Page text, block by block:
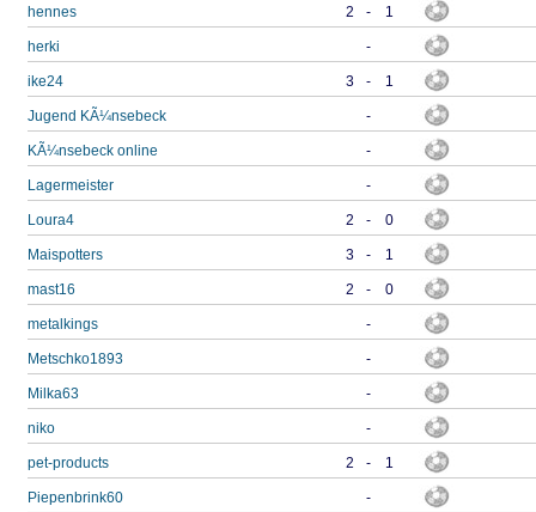
hennes 2 - 1
herki -
ike24 3 - 1
Jugend KÃ¼nsebeck -
KÃ¼nsebeck online -
Lagermeister -
Loura4 2 - 0
Maispotters 3 - 1
mast16 2 - 0
metalkings -
Metschko1893 -
Milka63 -
niko -
pet-products 2 - 1
Piepenbrink60 -